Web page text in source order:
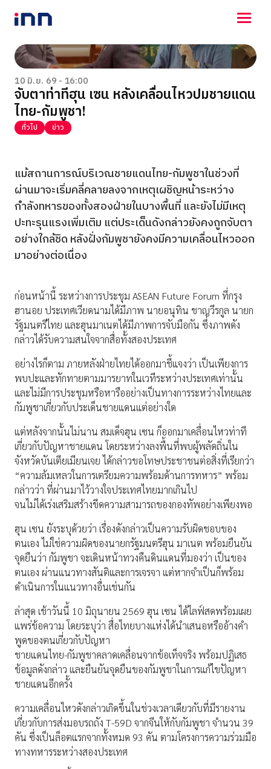
NEWS
ENTERTAINMENT
LIFESTYLE
HOROSCOPE
LOTTERY
VIDEO
10 มิ.ย. 69 - 16:00
จับตาท่าทีฮุน เซน หลังเคลื่อนไหวปมชายแดน
ไทย-กัมพูชา!
ทั่วไป ข่าว
แม้สถานการณ์บริเวณชายแดนไทย-กัมพูชาในช่วงที่
ผ่านมาจะเริ่มคลี่คลายลงจากเหตุเผชิญหน้าระหว่าง
กำลังทหารของทั้งสองฝ่ายในบางพื้นที่ และยังไม่มีเหตุ
ปะทะรุนแรงเพิ่มเติม แต่ประเด็นดังกล่าวยังคงถูกจับตา
อย่างใกล้ชิด หลังฝั่งกัมพูชายังคงมีความเคลื่อนไหวออก
มาอย่างต่อเนื่อง
ก่อนหน้านี้ ระหว่างการประชุม ASEAN Future Forum ที่กรุง
ฮานอย ประเทศเวียดนามได้มีภาพ นายอนุทิน ชาญวีรกูล นายก
รัฐมนตรีไทย และฮุนมาเนตได้มีภาพการจับมือกัน ซึ่งภาพดัง
กล่าวได้รับความสนใจจากสื่อทั้งสองประเทศ
อย่างไรก็ตาม ภายหลังฝ่ายไทยได้ออกมาชี้แจงว่า เป็นเพียงการ
พบปะและทักทายตามมารยาทในเวทีระหว่างประเทศเท่านั้น
และไม่มีการประชุมหรือหารืออย่างเป็นทางการระหว่างไทยและ
กัมพูชาเกี่ยวกับประเด็นชายแดนแต่อย่างใด
แต่หลังจากนั้นไม่นาน สมเด็จฮุน เซน ก็ออกมาเคลื่อนไหวท่าที
เกี่ยวกับปัญหาชายแดน โดยระหว่างลงพื้นที่พบผู้พลัดถิ่นใน
จังหวัดบันเตียเมียนเจย ได้กล่าวขอโทษประชาชนต่อสิ่งที่เรียกว่า
“ความล้มเหลวในการเตรียมความพร้อมด้านการทหาร” พร้อม
กล่าวว่า ที่ผ่านมาไว้วางใจประเทศไทยมากเกินไป
จนไม่ได้เร่งเสริมสร้างขีดความสามารถของกองทัพอย่างเพียงพอ
ฮุน เซน ยังระบุด้วยว่า เรื่องดังกล่าวเป็นความรับผิดชอบของ
ตนเอง ไม่ใช่ความผิดของนายกรัฐมนตรีฮุน มาเนต พร้อมยืนยัน
จุดยืนว่า กัมพูชา จะเดินหน้าทวงคืนดินแดนที่มองว่า เป็นของ
ตนเอง ผ่านแนวทางสันติและการเจรจา แต่หากจำเป็นก็พร้อม
ดำเนินการในแนวทางอื่นเช่นกัน
ล่าสุด เช้าวันนี้ 10 มิถุนายน 2569 ฮุน เซน ได้ไลฟ์สดพร้อมเผย
แพร่ข้อความ โดยระบุว่า สื่อไทยบางแห่งได้นำเสนอหรืออ้างคำ
พูดของตนเกี่ยวกับปัญหา
ชายแดนไทย-กัมพูชาคลาดเคลื่อนจากข้อเท็จจริง พร้อมปฏิเสธ
ข้อมูลดังกล่าว และยืนยันจุดยืนของกัมพูชาในการแก้ไขปัญหา
ชายแดนอีกครั้ง
ความเคลื่อนไหวดังกล่าวเกิดขึ้นในช่วงเวลาเดียวกับที่มีรายงาน
เกี่ยวกับการส่งมอบรถถัง T-59D จากจีนให้กับกัมพูชา จำนวน 39
คัน ซึ่งเป็นล็อตแรกจากทั้งหมด 93 คัน ตามโครงการความร่วมมือ
ทางทหารระหว่างสองประเทศ